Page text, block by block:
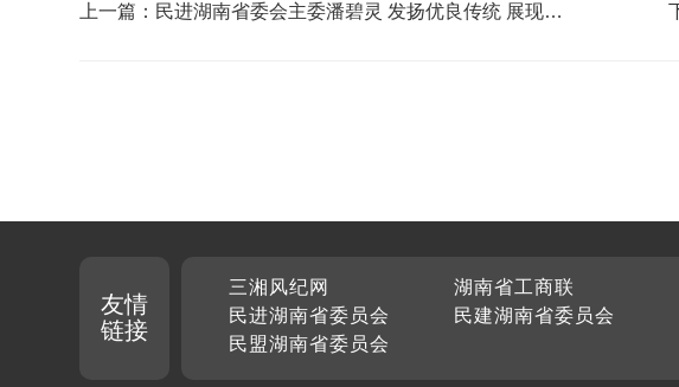
上一篇：民进湖南省委会主委潘碧灵 发扬优良传统 展现民
友情
链接
三湘风纪网 湖南省工商联
民进湖南省委员会
民建湖南省委员会
民盟湖南省委员会